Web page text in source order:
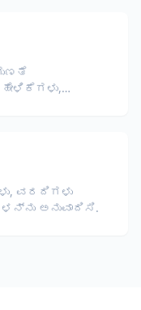
ವರದಿಗಳು
ಅನುವಾದಿಸಿ.